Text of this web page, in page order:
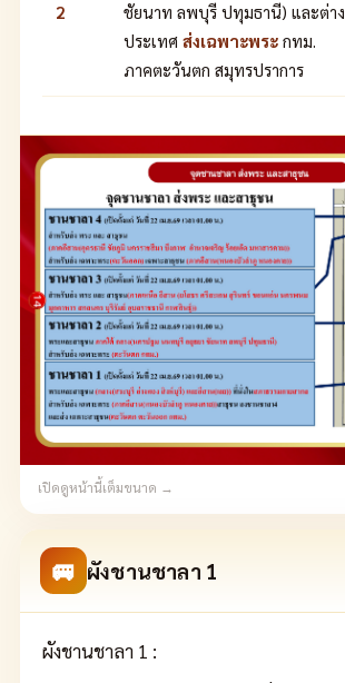
2
ชัยนาท ลพบุรี ปทุมธานี) และต่าง
ประเทศ ส่งเฉพาะพระ กทม.
ภาคตะวันตก สมุทรปราการ
เปิดดูหน้านี้เต็มขนาด →
🚐 ผังชานชาลา 1
ผังชานชาลา 1 :